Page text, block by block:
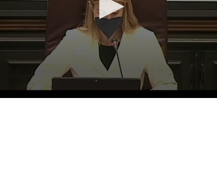
Fine contenuto
Vai al contenuto principale Vai al menu di navigazione